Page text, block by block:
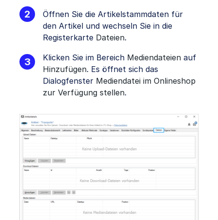
Öffnen Sie die Artikelstammdaten für
den Artikel und wechseln Sie in die
Registerkarte Dateien.
Klicken Sie im Bereich Mediendateien auf
Hinzufügen. Es öffnet sich das
Dialogfenster Mediendatei im Onlineshop
zur Verfügung stellen.